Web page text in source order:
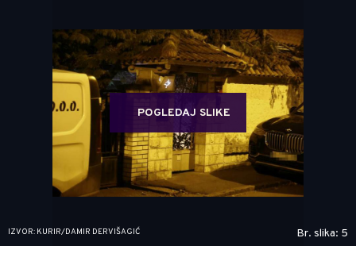
POGLEDAJ SLIKE
IZVOR: KURIR/DAMIR DERVIŠAGIĆ Br. slika: 5